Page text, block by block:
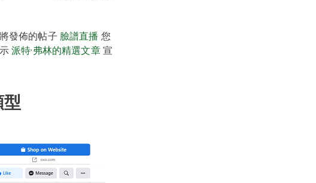
發佈的帖子 臉譜直播 您
派特·弗林的精選文章宣